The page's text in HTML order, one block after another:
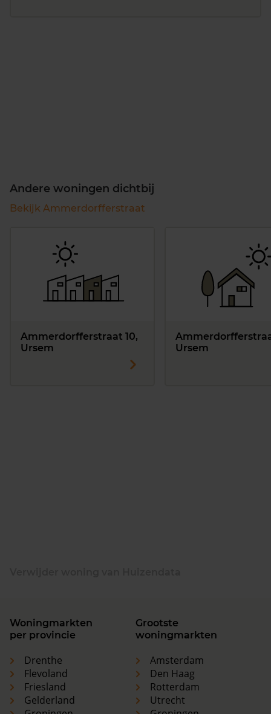
Andere woningen dichtbij
Bekijk Ammerdorfferstraat
Ammerdorfferstraat 10,
Ursem
Ursem
Woningmarkten
per provincie
Drenthe
Flevoland
Friesland
Gelderland
Grootste
woningmarkten
Amsterdam
Den Haag
Rotterdam
Utrecht